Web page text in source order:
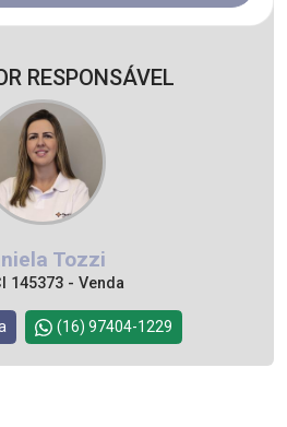
RESPONSÁVEL
Tozzi
145373 - Venda
(16) 97404-1229